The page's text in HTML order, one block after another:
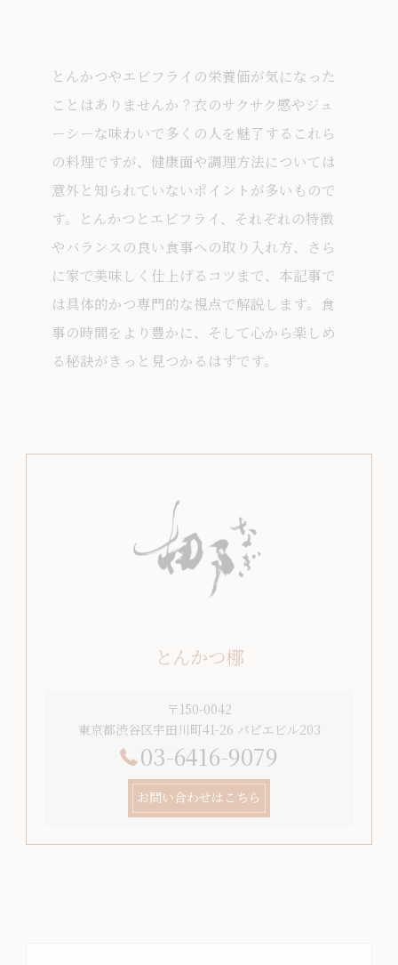
とんかつやエビフライの栄養価が気になった
ことはありませんか？衣のサクサク感やジュ
ーシーな味わいで多くの人を魅了するこれら
の料理ですが、健康面や調理方法については
意外と知られていないポイントが多いもので
す。とんかつとエビフライ、それぞれの特徴
やバランスの良い食事への取り入れ方、さら
に家で美味しく仕上げるコツまで、本記事で
は具体的かつ専門的な視点で解説します。食
事の時間をより豊かに、そして心から楽しめ
る秘訣がきっと見つかるはずです。
とんかつ梛
〒150-0042
東京都渋谷区宇田川町41-26 パピエビル203
03-6416-9079
お問い合わせはこちら